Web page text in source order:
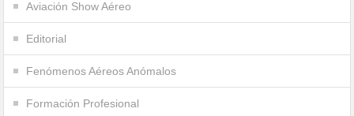
Aviación Show Aéreo
Editorial
Fenómenos Aéreos Anómalos
Formación Profesional